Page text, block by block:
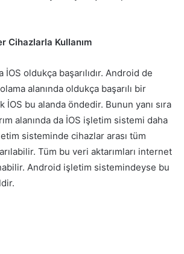
Cihazlarla Kullanım
İOS oldukça başarılıdır. Android de
alanında oldukça başarılı bir
İOS bu alanda öndedir. Bunun yanı sıra
alanında da İOS işletim sistemi daha
sisteminde cihazlar arası tüm
Tüm bu veri aktarımları internet
Android işletim sistemindeyse bu